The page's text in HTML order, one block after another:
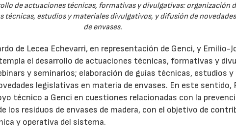
de actuaciones técnicas, formativas y divulgativas: organización
técnicas, estudios y materiales divulgativos, y difusión de
de envases.
de Lecea Echevarri, en representación de Genci, y Emilio-
el desarrollo de actuaciones técnicas, formativas y
y seminarios; elaboración de guías técnicas, estudios
legislativas en materia de envases. En este sentido,
técnico a Genci en cuestiones relacionadas con la
los residuos de envases de madera, con el objetivo de
y operativa del sistema.